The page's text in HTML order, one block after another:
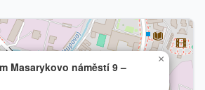
Masarykovo náměstí 9 –
×